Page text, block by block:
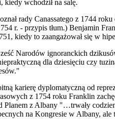
kiedy wchodził na salę.
rady Canassatego z 1744
r. - przypis tłum.) Benjamin
kiedy to zaangażował się w
Narodów ignoranckich
dla dziesięciu czy
karierę dyplomatyczną od
z 1754 roku Franklin
Planem z Albany "…trwały
na Kongresie w Albany,